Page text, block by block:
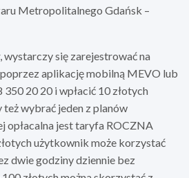
Metropolitalnego Gdańsk –
się zarejestrować na
aplikację mobilną MEVO lub
20 20 i wpłacić 10 złotych
też wybrać jeden z planów
jest taryfa ROCZNA
użytkownik może korzystać
dwie godziny dziennie bez